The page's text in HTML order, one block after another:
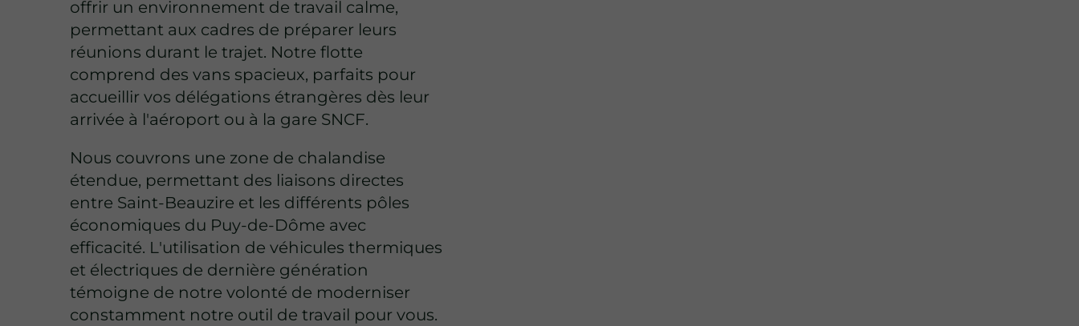
offrir un environnement de travail calme,
permettant aux cadres de préparer leurs
réunions durant le trajet. Notre flotte
comprend des vans spacieux, parfaits pour
accueillir vos délégations étrangères dès leur
arrivée à l'aéroport ou à la gare SNCF.
Nous couvrons une zone de chalandise
étendue, permettant des liaisons directes
entre Saint-Beauzire et les différents pôles
économiques du Puy-de-Dôme avec
efficacité. L'utilisation de véhicules thermiques
et électriques de dernière génération
témoigne de notre volonté de moderniser
constamment notre outil de travail pour vous.